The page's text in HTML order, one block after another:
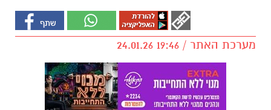
מערכת האתר / 19:46 24.01.26